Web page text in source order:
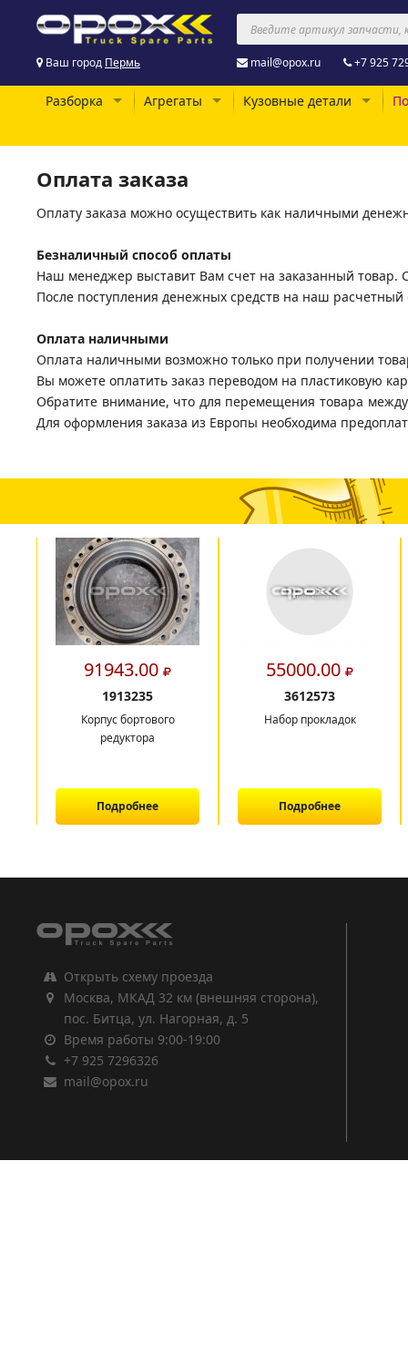
Ваш город Пермь mail@opox.ru +7 925
Разборка Агрегаты Кузовные детали
Оплата заказа
Оплату заказа можно осуществить как наличными
Безналичный способ оплаты
Наш менеджер выставит Вам счет на заказанный товар.
После поступления денежных средств на наш расчетный
Оплата наличными
Оплата наличными возможно только при получении
Вы можете оплатить заказ переводом на пластиковую
Обратите внимание, что для перемещения товара между
Для оформления заказа из Европы необходима
91943.00
1913235
Корпус бортового
редуктора
Подробнее
55000.00
3612573
Набор прокладок
Подробнее
Открыть схему проезда
Москва, МКАД 32 км (внешняя сторона),
пос. Битца, ул. Нагорная, д. 5
Время работы 9:00-19:00
+7 925 7296326
mail@opox.ru